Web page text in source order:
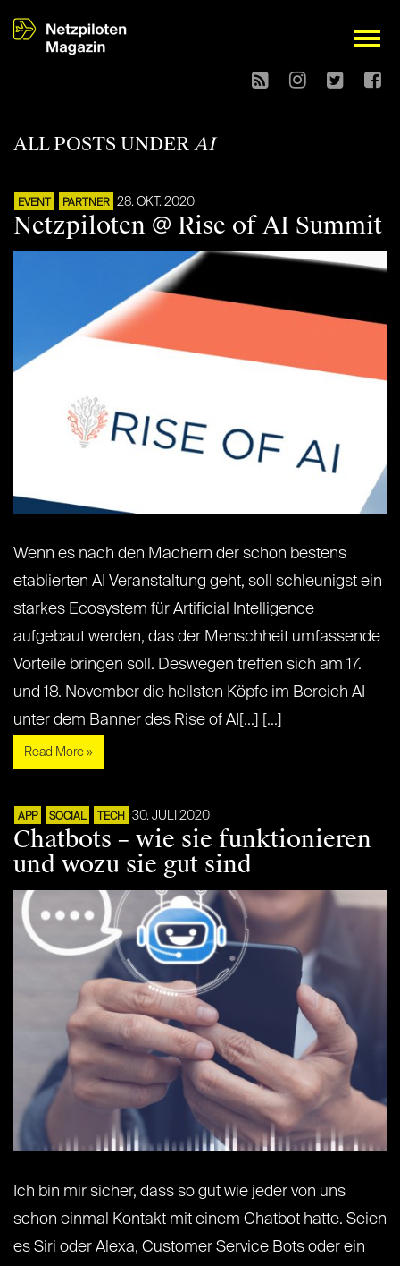
open
ALL POSTS UNDERAI
EVENT PARTNER 28. OKT. 2020
Netzpiloten @ Rise of AI Summit
Wenn es nach den Machern der schon bestens
etablierten AI Veranstaltung geht, soll schleunigst ein
starkes Ecosystem für Artificial Intelligence
aufgebaut werden, das der Menschheit umfassende
Vorteile bringen soll. Deswegen treffen sich am 17.
und 18. November die hellsten Köpfe im Bereich AI
unter dem Banner des Rise of AI[...] [...]
Read More »
APP SOCIAL TECH 30. JULI 2020
Chatbots – wie sie funktionieren
und wozu sie gut sind
Ich bin mir sicher, dass so gut wie jeder von uns
schon einmal Kontakt mit einem Chatbot hatte. Seien
es Siri oder Alexa, Customer Service Bots oder ein